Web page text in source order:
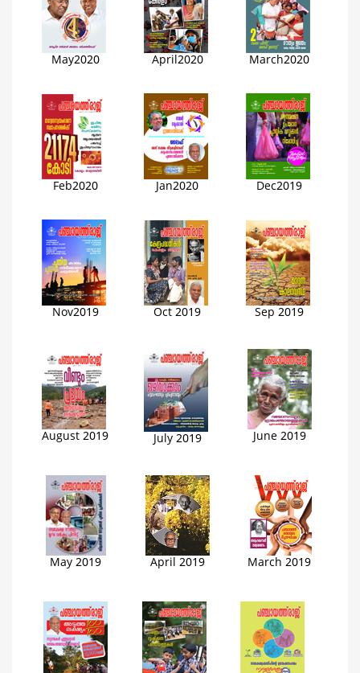
May2020 April2020 March2020
Feb2020 Jan2020 Dec2019
Nov2019 Oct 2019 Sep 2019
August 2019 July 2019 June 2019
May 2019 April 2019 March 2019